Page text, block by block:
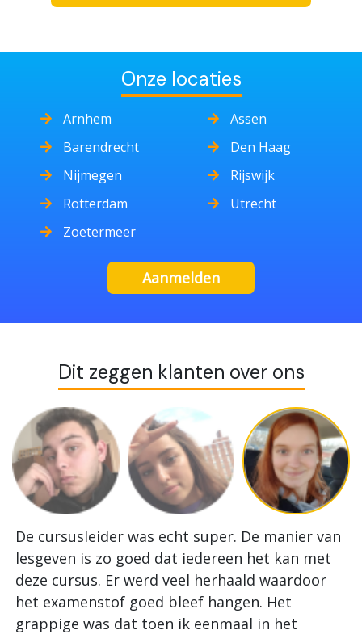
Onze locaties
Arnhem
Assen
Barendrecht
Den Haag
Nijmegen
Rijswijk
Rotterdam
Utrecht
Zoetermeer
Aanmelden
Dit zeggen klanten over ons
De cursusleider was echt super. De manier van
lesgeven is zo goed dat iedereen het kan met
deze cursus. Er werd veel herhaald waardoor
het examenstof goed bleef hangen. Het
grappige was dat toen ik eenmaal in het